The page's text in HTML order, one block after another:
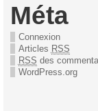
Méta
Connexion
Articles RSS
RSS des
WordPress.org